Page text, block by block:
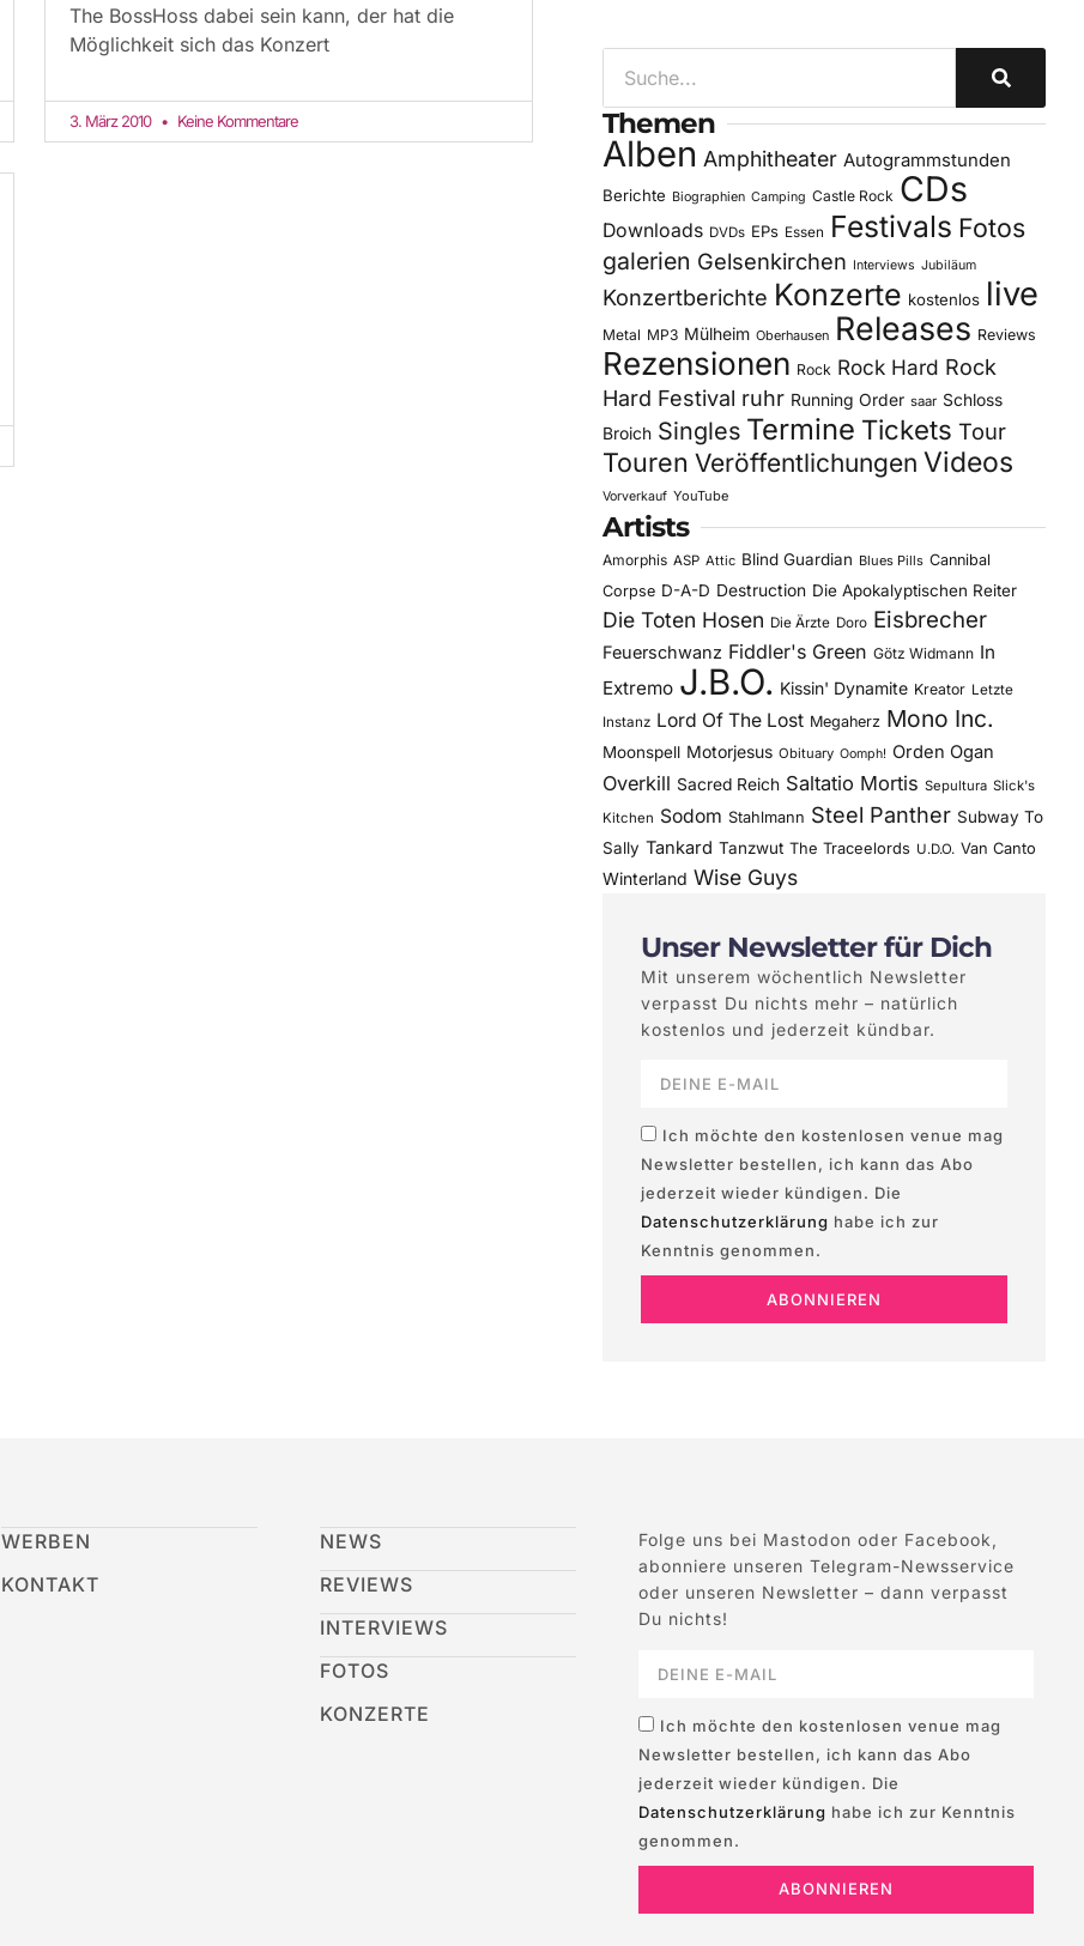
The BossHoss dabei sein kann, der hat die
Möglichkeit sich das Konzert
3. März 2010 Keine Kommentare Themen
Alben Amphitheater Autogrammstunden
Berichte Biographien Camping Castle Rock CDs
Downloads DVDs EPs Essen Festivals Fotos
galerien Gelsenkirchen Interviews Jubiläum
Konzertberichte Konzerte kostenlos live
Metal MP3 Mülheim Oberhausen Releases Reviews
Rezensionen Rock Rock Hard Rock
Hard Festival ruhr Running Order saar Schloss
Broich Singles Termine Tickets Tour
Touren Veröffentlichungen Videos
Vorverkauf YouTube
Artists
Amorphis ASP Attic Blind Guardian Blues Pills Cannibal
Corpse D-A-D Destruction Die Apokalyptischen Reiter
Die Toten Hosen Die Ärzte Doro Eisbrecher
Feuerschwanz Fiddler's Green Götz Widmann In
Extremo J.B.O. Kissin' Dynamite Kreator Letzte
Instanz Lord Of The Lost Megaherz Mono Inc.
Moonspell Motorjesus Obituary Oomph! Orden Ogan
Overkill Sacred Reich Saltatio Mortis Sepultura Slick's
Kitchen Sodom Stahlmann Steel Panther Subway To
Sally Tankard Tanzwut The Traceelords U.D.O. Van Canto
Winterland Wise Guys
Unser Newsletter für Dich
Mit unserem wöchentlich Newsletter
verpasst Du nichts mehr – natürlich
kostenlos und jederzeit kündbar.
Ich möchte den kostenlosen venue mag
Newsletter bestellen, ich kann das Abo
jederzeit wieder kündigen. Die
Datenschutzerklärung habe ich zur
Kenntnis genommen.
ABONNIEREN
WERBEN
KONTAKT
NEWS
REVIEWS
INTERVIEWS
FOTOS
KONZERTE
Folge uns bei Mastodon oder Facebook,
abonniere unseren Telegram-Newsservice
oder unseren Newsletter – dann verpasst
Du nichts!
Ich möchte den kostenlosen venue mag
Newsletter bestellen, ich kann das Abo
jederzeit wieder kündigen. Die
Datenschutzerklärung habe ich zur Kenntnis
genommen.
ABONNIEREN